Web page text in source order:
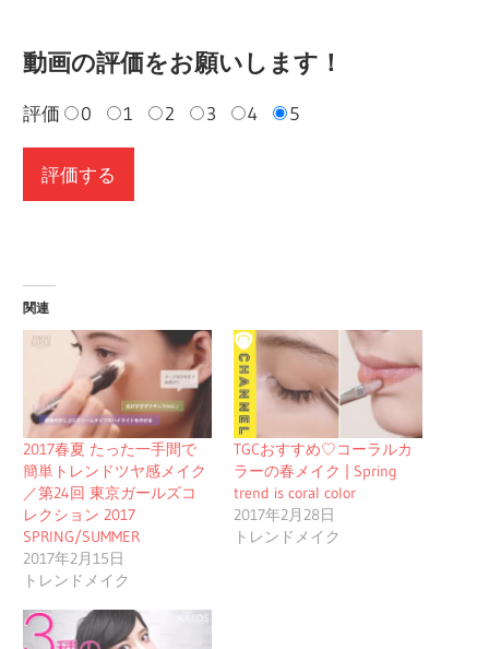
動画の評価をお願いします！
評価 0 1 2 3 4 5
関連
2017春夏 たった一手間で
簡単トレンドツヤ感メイク
／第24回 東京ガールズコ
レクション 2017
SPRING/SUMMER
2017年2月15日
トレンドメイク
TGCおすすめ♡コーラルカ
ラーの春メイク | Spring
trend is coral color
2017年2月28日
トレンドメイク